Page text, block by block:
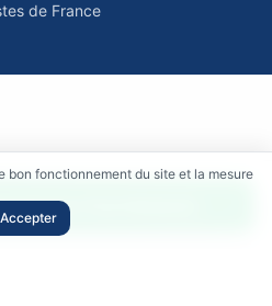
bon fonctionnement du site et la mesure
Accepter
aux fournisseurs
de France